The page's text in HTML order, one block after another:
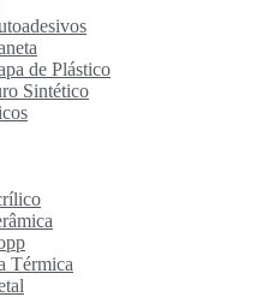
de Plástico
Sintético
Térmica